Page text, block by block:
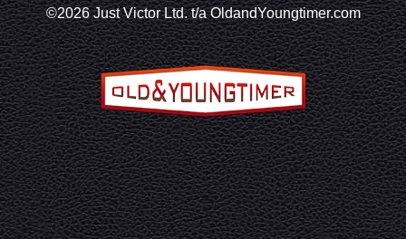
©2026 Just Victor Ltd. t/a OldandYoungtimer.com